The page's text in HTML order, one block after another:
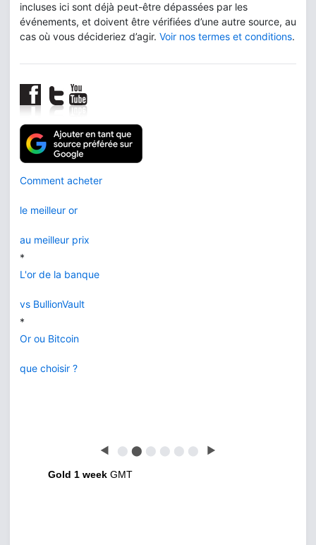
incluses ici sont déjà peut-être dépassées par les
événements, et doivent être vérifiées d’une autre source, au
cas où vous décideriez d’agir. Voir nos termes et conditions.
Comment acheter
le meilleur or
au meilleur prix
*
L'or de la banque
vs BullionVault
*
Or ou Bitcoin
que choisir ?
◀ ⬤ ⬤ ⬤ ⬤ ⬤ ⬤ ▶
Gold 1 week GMT